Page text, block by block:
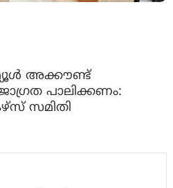
അക്കൗണ്ട്
പാലിക്കണം:
സമിതി